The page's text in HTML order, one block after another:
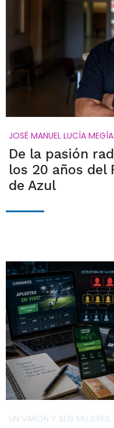
JOSÉ MANUEL LUCÍA
De la pasión
los 20 años del
de Azul
UN VARÓN Y SEIS MUJERES